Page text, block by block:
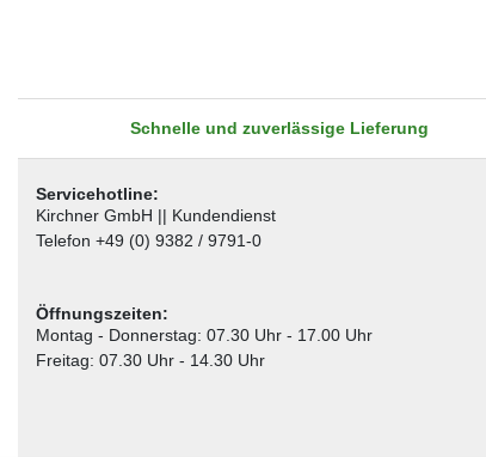
Schnelle und zuverlässige Lieferung
Servicehotline:
Kirchner GmbH || Kundendienst
Telefon +49 (0) 9382 / 9791-0
Öffnungszeiten:
Montag - Donnerstag: 07.30 Uhr - 17.00 Uhr
Freitag: 07.30 Uhr - 14.30 Uhr